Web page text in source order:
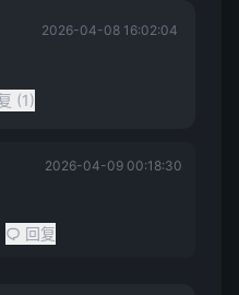
2026-04-08 16:02:04
(1)
2026-04-09 00:18:30
回复